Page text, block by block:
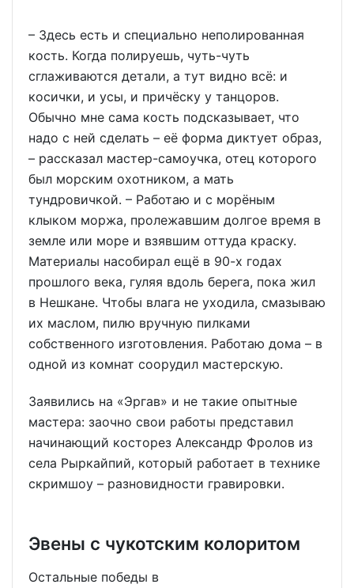
– Здесь есть и специально неполированная
кость. Когда полируешь, чуть-чуть
сглаживаются детали, а тут видно всё: и
косички, и усы, и причёску у танцоров.
Обычно мне сама кость подсказывает, что
надо с ней сделать – её форма диктует образ,
– рассказал мастер-самоучка, отец которого
был морским охотником, а мать
тундровичкой. – Работаю и с морёным
клыком моржа, пролежавшим долгое время в
земле или море и взявшим оттуда краску.
Материалы насобирал ещё в 90-х годах
прошлого века, гуляя вдоль берега, пока жил
в Нешкане. Чтобы влага не уходила, смазываю
их маслом, пилю вручную пилками
собственного изготовления. Работаю дома – в
одной из комнат соорудил мастерскую.
Заявились на «Эргав» и не такие опытные
мастера: заочно свои работы представил
начинающий косторез Александр Фролов из
села Рыркайпий, который работает в технике
скримшоу – разновидности гравировки.
Эвены с чукотским колоритом
Остальные победы в